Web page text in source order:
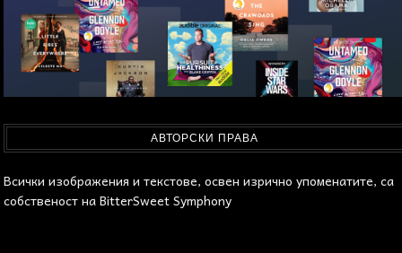
АВТОРСКИ ПРАВА
Всички изображения и текстове, освен изрично упоменатите, са
собственост на BitterSweet Symphony